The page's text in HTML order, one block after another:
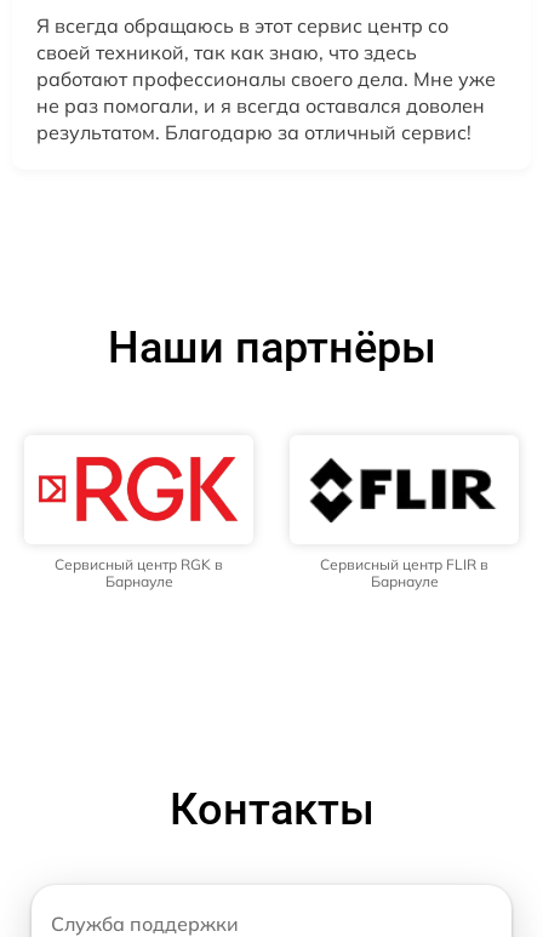
Я всегда обращаюсь в этот сервис центр со
своей техникой, так как знаю, что здесь
работают профессионалы своего дела. Мне уже
не раз помогали, и я всегда оставался доволен
результатом. Благодарю за отличный сервис!
Наши партнёры
Сервисный центр RGK в
Барнауле
Сервисный центр FLIR в
Барнауле
Контакты
Служба поддержки